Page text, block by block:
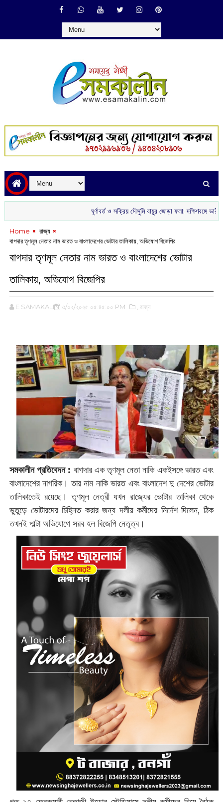
ঘূর্ণাবর্ত ও সক্রিয় মৌসুমি বায়ুর জোড়া ফলা: দক্ষিণবঙ্গে ভারী বৃষ্টির
Home
‌ রাজ্য
বাগদার তৃণমূল নেতার নাম ভারত ও বাংলাদেশের ভোটার তালিকায়, অভিযোগ বিজেপির
বাগদার তৃণমূল নেতার নাম ভারত ও বাংলাদেশের ভোটার
তালিকায়, অভিযোগ বিজেপির
E SAMAKALIN ৩/০২/২০২৫ ০৫:৪৫:০০ PM ,‌ রাজ্য
সমকালীন প্রতিবেদন : ‌বাগদার এক তৃণমূল নেতা নাকি একইসঙ্গে ভারত এবং
বাংলাদেশের নাগরিক। তার নাম নাকি ভারত এবং বাংলাদেশ দু দেশের ভোটার
তালিকাতেই রয়েছে। তৃণমূল নেত্রী যখন রাজ্যের ভোটার তালিকা থেকে
ভুতুড়ে ভোটারদের চিহ্নিত করার জন্য দলীয় কর্মীদের নির্দেশ দিলেন, ঠিক
তখনই পাল্টা অভিযোগে সরব হল বিজেপি নেতৃত্ব।